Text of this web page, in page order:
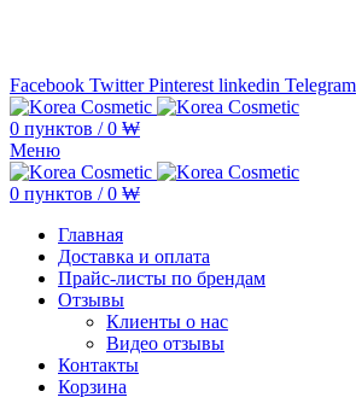
Facebook Twitter Pinterest linkedin Telegram
0 пунктов / 0 ₩
Меню
0 пунктов / 0 ₩
Главная
Доставка и оплата
Прайс-листы по брендам
Отзывы
Клиенты о нас
Видео отзывы
Контакты
Корзина